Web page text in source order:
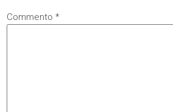
Commento*